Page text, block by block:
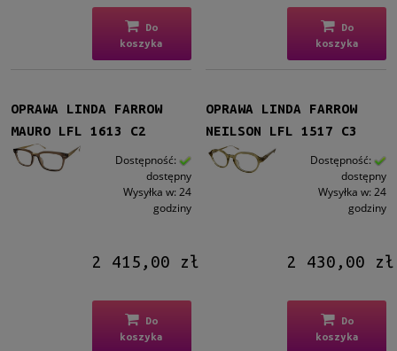
Do
koszyka
Do
koszyka
OPRAWA LINDA FARROW
MAURO LFL 1613 C2
Dostępność:
dostępny
Wysyłka w: 24
godziny
2 415,00 zł
Do
koszyka
OPRAWA LINDA FARROW
NEILSON LFL 1517 C3
Dostępność:
dostępny
Wysyłka w: 24
godziny
2 430,00 zł
Do
koszyka